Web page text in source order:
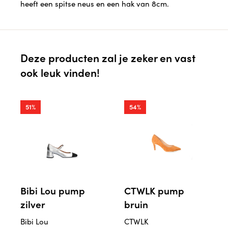
heeft een spitse neus en een hak van 8cm.
Deze producten zal je zeker en vast
ook leuk vinden!
51%
Bibi Lou pump
zilver
Bibi Lou
54%
CTWLK pump
bruin
CTWLK